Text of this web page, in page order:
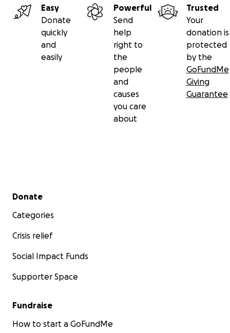
Easy
Donate
quickly
and
easily
Powerful
Send
help
right to
the
people
and
causes
you care
about
Trusted
Your
donation is
protected
by the
GoFundMe
Giving
Guarantee
Secondary menu
Donate
Categories
Crisis relief
Social Impact Funds
Supporter Space
Fundraise
How to start a GoFundMe